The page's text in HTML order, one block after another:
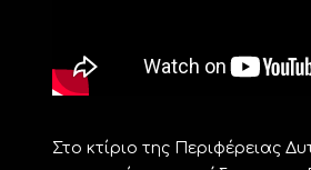
Στο κτίριο της Περιφέρειας